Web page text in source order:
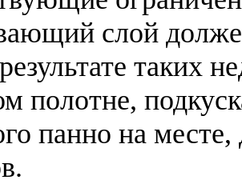
слой
таких
полотне,
панно на